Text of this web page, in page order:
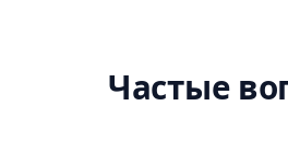
Частые